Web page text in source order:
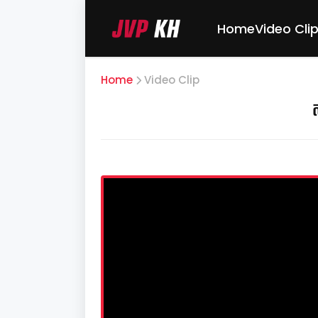
HomeVideo Clip
Home Video Clip